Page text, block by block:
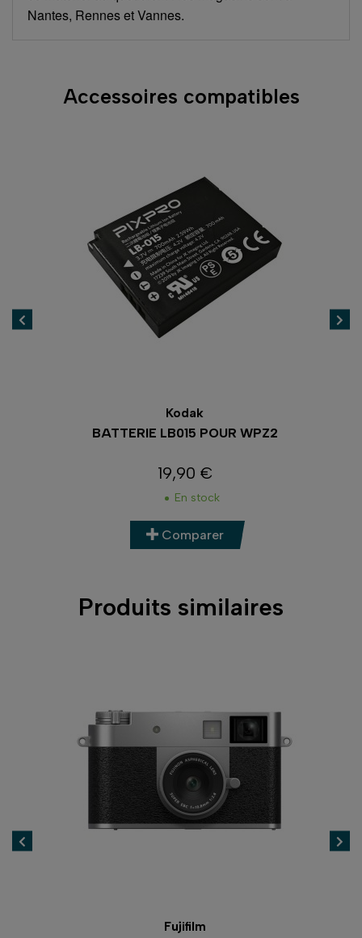
Nantes, Rennes et Vannes.
Accessoires compatibles
Kodak
BATTERIE LB015 POUR WPZ2
Prix
19,90 €
En stock
Comparer
Produits similaires
Fujifilm